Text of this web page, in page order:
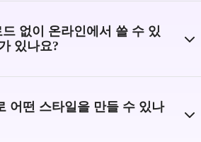
없이 온라인에서 쓸 수 있
있나요?
어떤 스타일을 만들 수 있나